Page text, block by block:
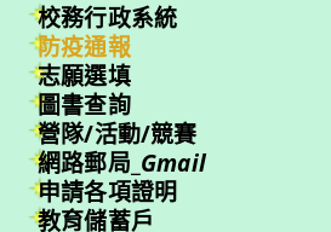
校務行政系統
防疫通報
志願選填
圖書查詢
營隊/活動/競賽
網路郵局_ Gmail
申請各項證明
教育儲蓄戶